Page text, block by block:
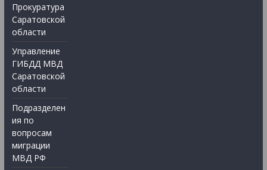
Прокуратура
Саратовской
области
Управление
ГИБДД МВД
Саратовской
области
Подразделен
ия по
вопросам
миграции
МВД РФ